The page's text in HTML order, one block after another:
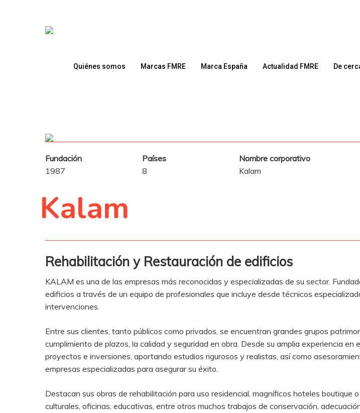
Presione enter para buscar o ESC para cerrar
Quiénes somos Marcas FMRE Marca España Actualidad FMRE De
Fundación
1987
Países
8
Nombre corporativo
Kalam
Kalam
Rehabilitación y Restauración de edificios
KALAM es una de las empresas más reconocidas y especializadas de su sector.
edificios a través de un equipo de profesionales que incluye desde técnicos
intervenciones.
Entre sus clientes, tanto públicos como privados, se encuentran grandes grupos
cumplimiento de plazos, la calidad y seguridad en obra. Desde su amplia experiencia
proyectos e inversiones, aportando estudios rigurosos y realistas, así como
empresas especializadas para asegurar su éxito.
Destacan sus obras de rehabilitación para uso residencial, magníficos hoteles boutique
culturales, oficinas, educativas, entre otros muchos trabajos de conservación,